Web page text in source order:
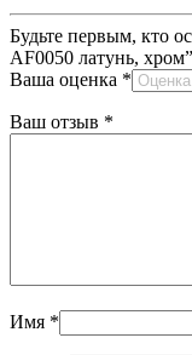
Будьте первым, кто
AF0050 латунь, хром”
Ваша оценка *
Ваш отзыв *
Имя *